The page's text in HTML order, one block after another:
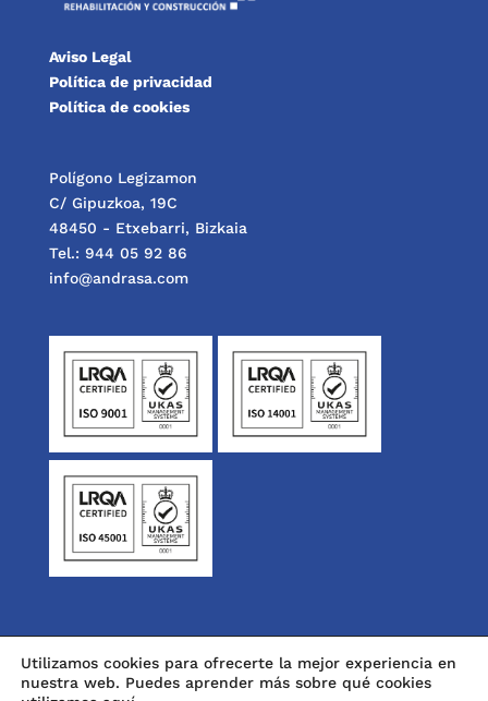
Aviso Legal
Política de privacidad
Política de cookies
Polígono Legizamon
C/ Gipuzkoa, 19C
48450 - Etxebarri, Bizkaia
Tel.: 944 05 92 86
info@andrasa.com
Utilizamos cookies para ofrecerte la mejor experiencia en
nuestra web. Puedes aprender más sobre qué cookies